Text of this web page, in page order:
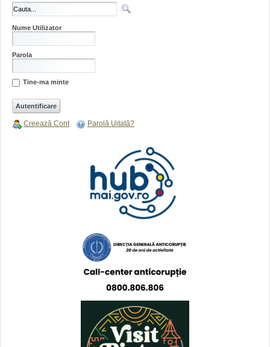
Nume Utilizator
Parola
Tine-ma minte
Creează Cont Parolă Uitată?